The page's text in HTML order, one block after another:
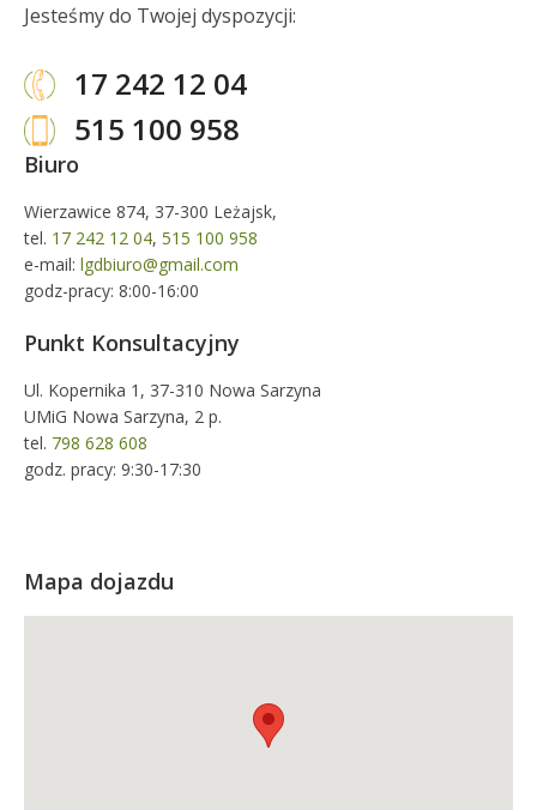
Jesteśmy do Twojej dyspozycji:
17 242 12 04
515 100 958
Biuro
Wierzawice 874, 37-300 Leżajsk,
tel. 17 242 12 04, 515 100 958
e-mail: lgdbiuro@gmail.com
godz-pracy: 8:00-16:00
Punkt Konsultacyjny
Ul. Kopernika 1, 37-310 Nowa Sarzyna
UMiG Nowa Sarzyna, 2 p.
tel. 798 628 608
godz. pracy: 9:30-17:30
Mapa dojazdu